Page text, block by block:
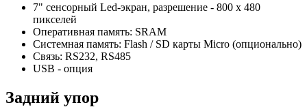
7" сенсорный Led-экран, разрешение - 800 х 480
пикселей
Оперативная память: SRAM
Системная память: Flash / SD карты Micro (опционально)
Связь: RS232, RS485
USB - опция
Задний упор